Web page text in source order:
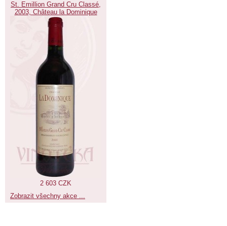
St. Emillion Grand Cru Classé,
2003, Château la Dominique
2 603 CZK
Zobrazit všechny akce ...